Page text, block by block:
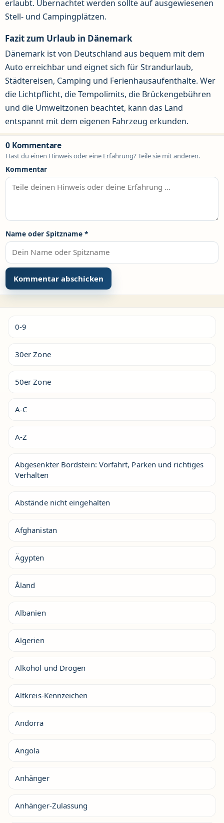
erlaubt. Übernachtet werden sollte auf ausgewiesenen
Stell- und Campingplätzen.
Fazit zum Urlaub in Dänemark
Dänemark ist von Deutschland aus bequem mit dem
Auto erreichbar und eignet sich für Strandurlaub,
Städtereisen, Camping und Ferienhausaufenthalte. Wer
die Lichtpflicht, die Tempolimits, die Brückengebühren
und die Umweltzonen beachtet, kann das Land
entspannt mit dem eigenen Fahrzeug erkunden.
0 Kommentare
Hast du einen Hinweis oder eine Erfahrung? Teile sie mit anderen.
Kommentar
Name oder Spitzname *
0-9
30er Zone
50er Zone
A-C
A-Z
Abgesenkter Bordstein: Vorfahrt, Parken und richtiges
Verhalten
Abstände nicht eingehalten
Afghanistan
Ägypten
Åland
Albanien
Algerien
Alkohol und Drogen
Altkreis-Kennzeichen
Andorra
Angola
Anhänger
Anhänger-Zulassung